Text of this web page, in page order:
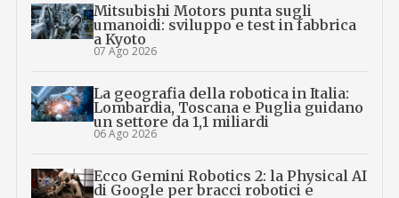
Mitsubishi Motors punta sugli
umanoidi: sviluppo e test in fabbrica
a Kyoto
07 Ago 2026
La geografia della robotica in Italia:
Lombardia, Toscana e Puglia guidano
un settore da 1,1 miliardi
06 Ago 2026
Ecco Gemini Robotics 2: la Physical AI
di Google per bracci robotici e